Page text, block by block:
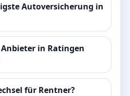
Autoversicherung in
in Ratingen
für Rentner?